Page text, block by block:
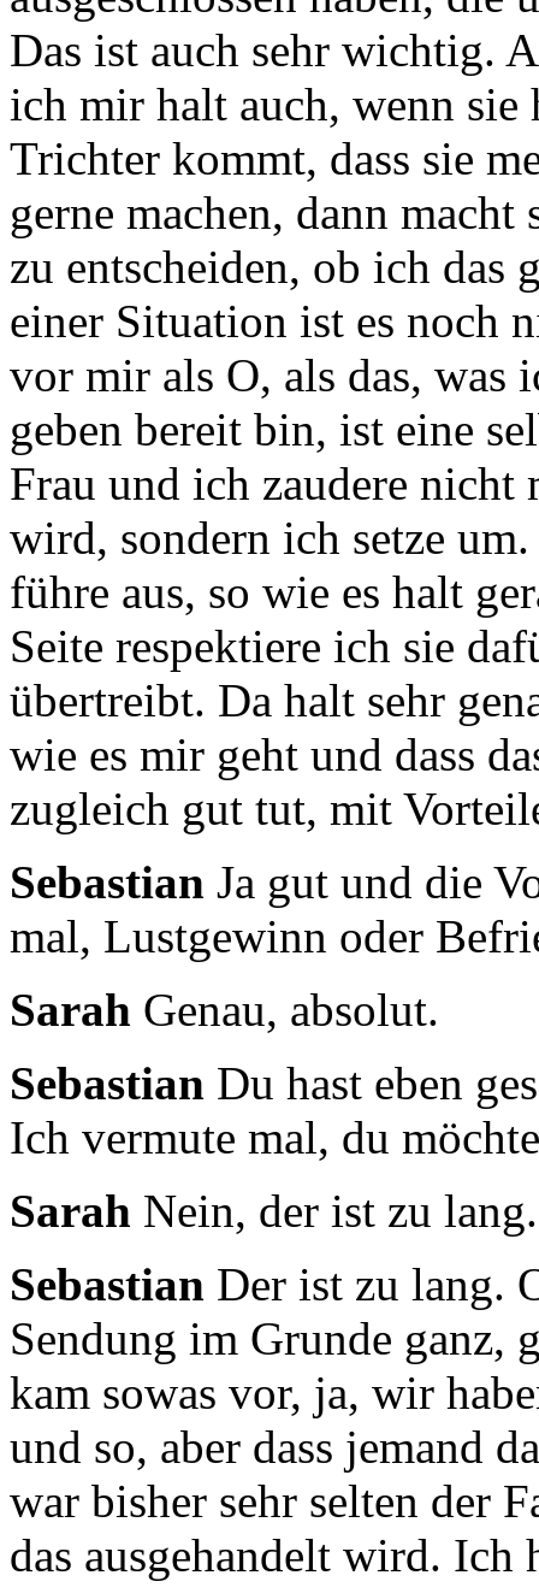
Das ist auch sehr wichtig.
ich mir halt auch, wenn
Trichter kommt, dass sie
gerne machen, dann macht
zu entscheiden, ob ich
einer Situation ist es noch
vor mir als O, als das, was
geben bereit bin, ist eine
Frau und ich zaudere
wird, sondern ich setze um.
führe aus, so wie es halt
Seite respektiere ich sie
übertreibt. Da halt sehr
wie es mir geht und dass
zugleich gut tut, mit
Sebastian Ja gut und die
mal, Lustgewinn oder
Sarah Genau, absolut.
Sebastian Du hast eben
Ich vermute mal, du
Sarah Nein, der ist zu lang.
Sebastian Der ist zu lang.
Sendung im Grunde ganz,
kam sowas vor, ja, wir
und so, aber dass jemand
war bisher sehr selten der
das ausgehandelt wird. Ich